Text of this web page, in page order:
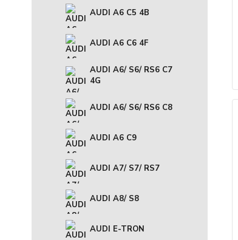
AUDI A6 C5 4B
AUDI A6 C6 4F
AUDI A6/ S6/ RS6 C7
4G
AUDI A6/ S6/ RS6 C8
AUDI A6 C9
AUDI A7/ S7/ RS7
AUDI A8/ S8
AUDI E-TRON